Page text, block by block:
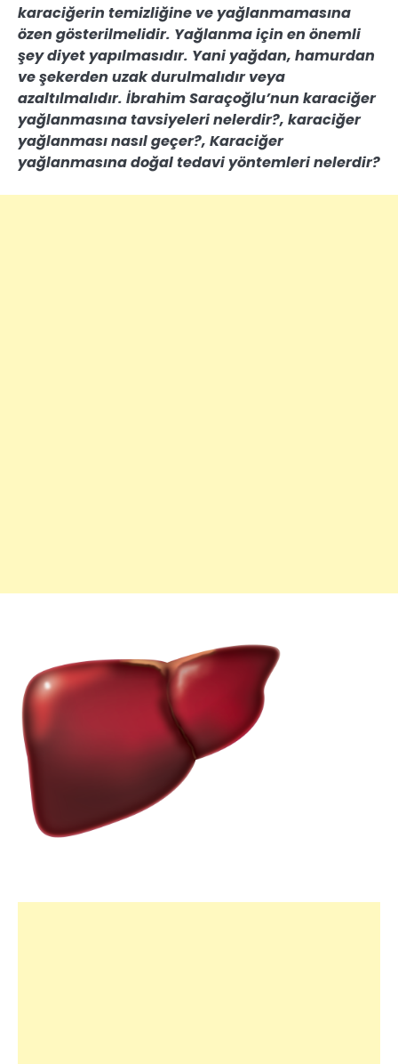
karaciğerin temizliğine ve yağlanmamasına
özen gösterilmelidir. Yağlanma için en önemli
şey diyet yapılmasıdır. Yani yağdan, hamurdan
ve şekerden uzak durulmalıdır veya
azaltılmalıdır. İbrahim Saraçoğlu’nun karaciğer
yağlanmasına tavsiyeleri nelerdir?, karaciğer
yağlanması nasıl geçer?, Karaciğer
yağlanmasına doğal tedavi yöntemleri nelerdir?